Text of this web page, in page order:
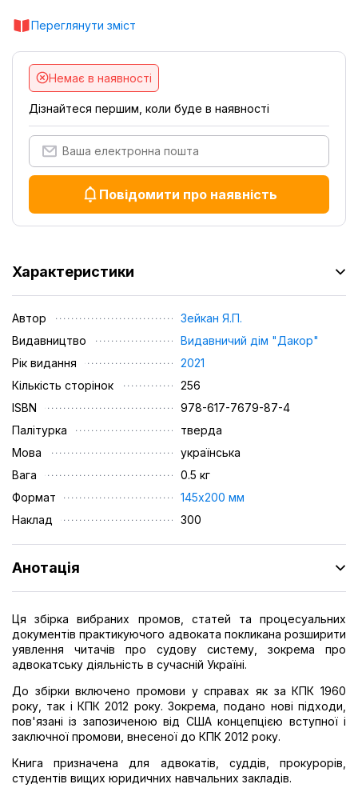
Переглянути зміст
Немає в наявності
Дізнайтеся першим, коли буде в наявності
Повідомити про наявність
Характеристики
Автор
Зейкан Я.П.
Видавництво
Видавничий дім "Дакор"
Рік видання
2021
Кількість сторінок
256
ISBN
978-617-7679-87-4
Палітурка
тверда
Мова
українська
Вага
0.5 кг
Формат
145х200 мм
Наклад
300
Анотація
Ця збірка вибраних промов, статей та процесуальних
документів практикуючого адвоката покликана розширити
уявлення читачів про судову систему, зокрема про
адвокатську діяльність в сучасній Україні.
До збірки включено промови у справах як за КПК 1960
року, так і КПК 2012 року. Зокрема, подано нові підходи,
пов'язані із запозиченою від США концепцією вступної і
заключної промови, внесеної до КПК 2012 року.
Книга призначена для адвокатів, суддів, прокурорів,
студентів вищих юридичних навчальних закладів.